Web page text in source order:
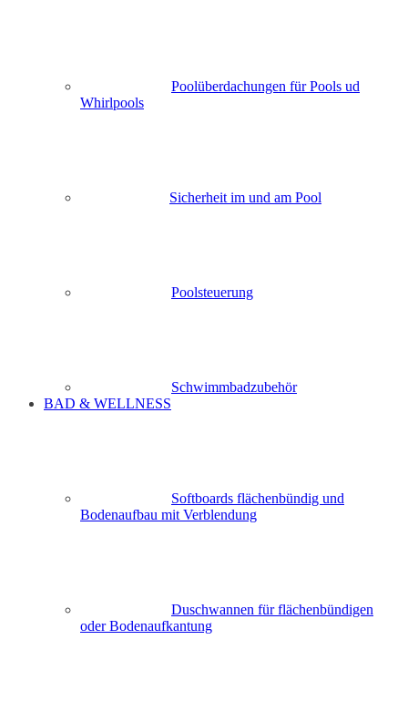
Poolüberdachungen für Pools ud
Whirlpools
Sicherheit im und am Pool
Poolsteuerung
Schwimmbadzubehör
BAD & WELLNESS
Softboards flächenbündig und
Bodenaufbau mit Verblendung
Duschwannen für flächenbündigen
oder Bodenaufkantung